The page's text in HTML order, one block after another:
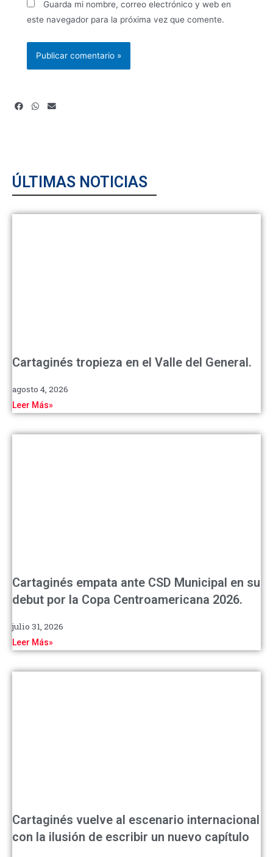
Guarda mi nombre, correo electrónico y web en
este navegador para la próxima vez que comente.
ÚLTIMAS NOTICIAS
Cartaginés tropieza en el Valle del General.
agosto 4, 2026
Leer Más»
Cartaginés empata ante CSD Municipal en su
debut por la Copa Centroamericana 2026.
julio 31, 2026
Leer Más»
Cartaginés vuelve al escenario internacional
con la ilusión de escribir un nuevo capítulo